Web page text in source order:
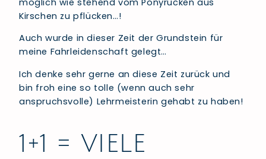
Kirschen zu pflücken…!
Auch wurde in dieser Zeit der Grundstein für
meine Fahrleidenschaft gelegt…
Ich denke sehr gerne an diese Zeit zurück und
bin froh eine so tolle (wenn auch sehr
anspruchsvolle) Lehrmeisterin gehabt zu haben!
1+1 = VIELE